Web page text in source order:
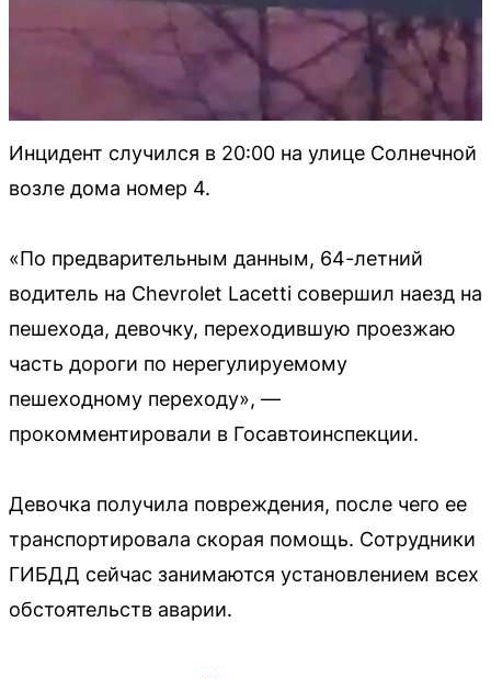
Инцидент случился в 20:00 на улице Солнечной
возле дома номер 4.
«По предварительным данным, 64-летний
водитель на Chevrolet Lacetti совершил наезд на
пешехода, девочку, переходившую проезжаю
часть дороги по нерегулируемому
пешеходному переходу», —
прокомментировали в Госавтоинспекции.
Девочка получила повреждения, после чего ее
транспортировала скорая помощь. Сотрудники
ГИБДД сейчас занимаются установлением всех
обстоятельств аварии.